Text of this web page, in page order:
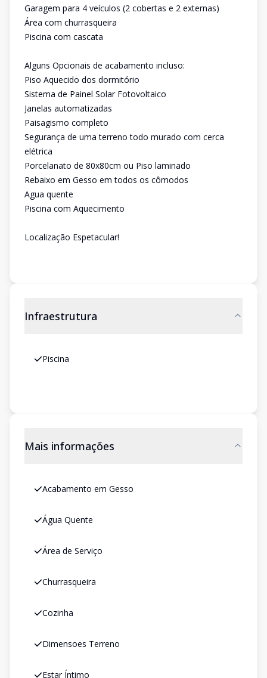
Garagem para 4 veículos (2 cobertas e 2 externas)
Área com churrasqueira
Piscina com cascata
Alguns Opcionais de acabamento incluso:
Piso Aquecido dos dormitório
Sistema de Painel Solar Fotovoltaico
Janelas automatizadas
Paisagismo completo
Segurança de uma terreno todo murado com cerca
elétrica
Porcelanato de 80x80cm ou Piso laminado
Rebaixo em Gesso em todos os cômodos
Agua quente
Piscina com Aquecimento
Localização Espetacular!
Infraestrutura
Piscina
Mais informações
Acabamento em Gesso
Água Quente
Área de Serviço
Churrasqueira
Cozinha
Dimensoes Terreno
Estar Íntimo